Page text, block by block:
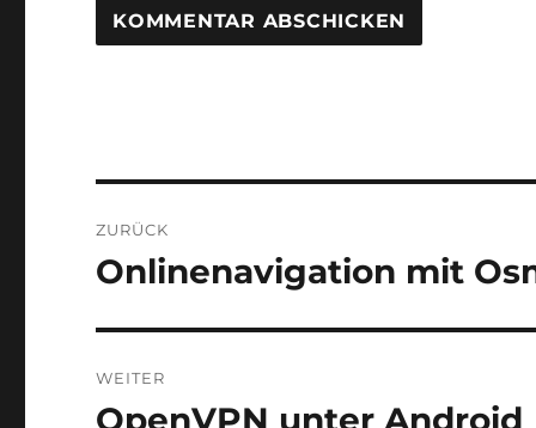
ZURÜCK
Vorheriger
Onlinenavigation mit
WEITER
Nächster
OpenVPN unter Android